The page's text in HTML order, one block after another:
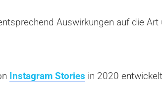
Auswirkungen auf die
Instagram Stories in 2020